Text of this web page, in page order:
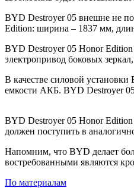
BYD Destroyer 05 внешне не
Edition: ширина – 1837 мм,
BYD Destroyer 05 Honor
электропривод боковых
В качестве силовой
емкости АКБ. BYD Destroyer 05
BYD Destroyer 05 Honor Edition
должен поступить в
Напомним, что BYD делает
востребованными являются
По материалам